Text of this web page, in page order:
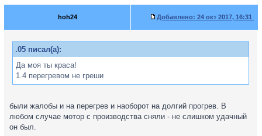
hoh24 Добавлено: 24 окт 2017, 16:31
.05 писал(а):
Да моя ты краса!
1.4 перегревом не греши
были жалобы и на перегрев и наоборот на долгий прогрев. В
любом случае мотор с производства сняли - не слишком удачный
он был.